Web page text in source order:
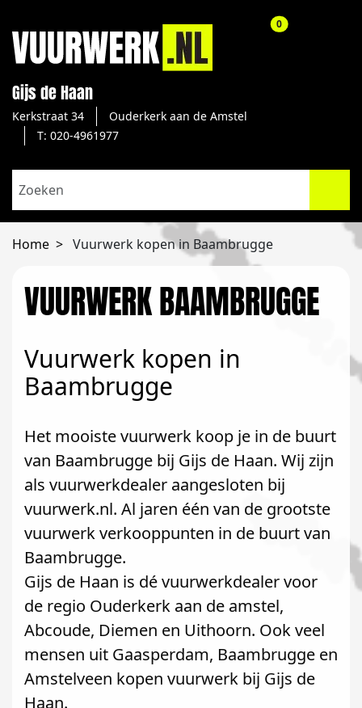
Gijs de Haan
Kerkstraat 34
Ouderkerk aan de Amstel
T: 020-4961977
0aantal
Home Vuurwerk kopen in Baambrugge
VUURWERK BAAMBRUGGE
Vuurwerk kopen in
Baambrugge
Het mooiste vuurwerk koop je in de buurt
van Baambrugge bij Gijs de Haan. Wij zijn
als vuurwerkdealer aangesloten bij
vuurwerk.nl. Al jaren één van de grootste
vuurwerk verkooppunten in de buurt van
Baambrugge.
Gijs de Haan is dé vuurwerkdealer voor
de regio Ouderkerk aan de amstel,
Abcoude, Diemen en Uithoorn. Ook veel
mensen uit Gaasperdam, Baambrugge en
Amstelveen kopen vuurwerk bij Gijs de
Haan.